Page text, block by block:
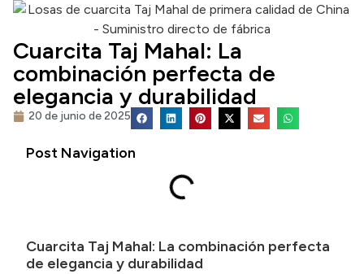
Cuarcita Taj Mahal: La
combinación perfecta de
elegancia y durabilidad
20 de junio de 2025
Post Navigation
Cuarcita Taj Mahal: La combinación perfecta
de elegancia y durabilidad